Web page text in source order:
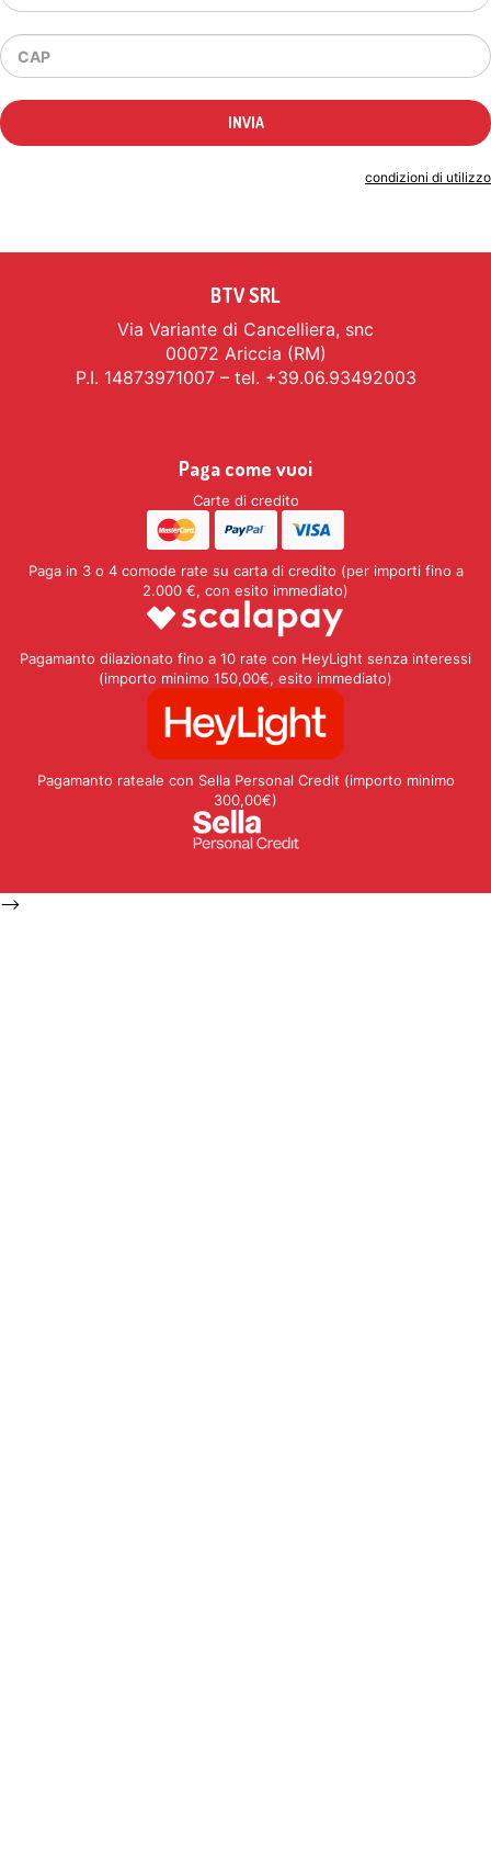
condizioni di utilizzo
BTV SRL
Via Variante di Cancelliera, snc
00072 Ariccia (RM)
P.I. 14873971007 – tel. +39.06.93492003
Paga come vuoi
Carte di credito
Paga in 3 o 4 comode rate su carta di credito (per importi fino a
2.000 €, con esito immediato)
Pagamanto dilazionato fino a 10 rate con HeyLight senza interessi
(importo minimo 150,00€, esito immediato)
Pagamanto rateale con Sella Personal Credit (importo minimo
300,00€)
-->